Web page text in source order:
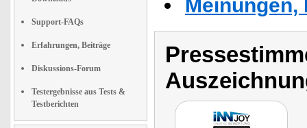
Support-FAQs
Erfahrungen, Beiträge
Diskussions-Forum
Testergebnisse aus Tests &
Testberichten